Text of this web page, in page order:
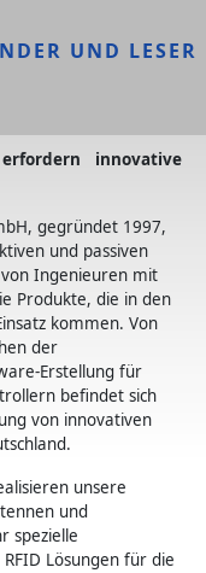
UND LESER
innovative
gegründet 1997,
und passiven
von Ingenieuren mit
Produkte, die in den
kommen. Von
der
Erstellung für
befindet sich
von innovativen
unsere
und
spezielle
Lösungen für die